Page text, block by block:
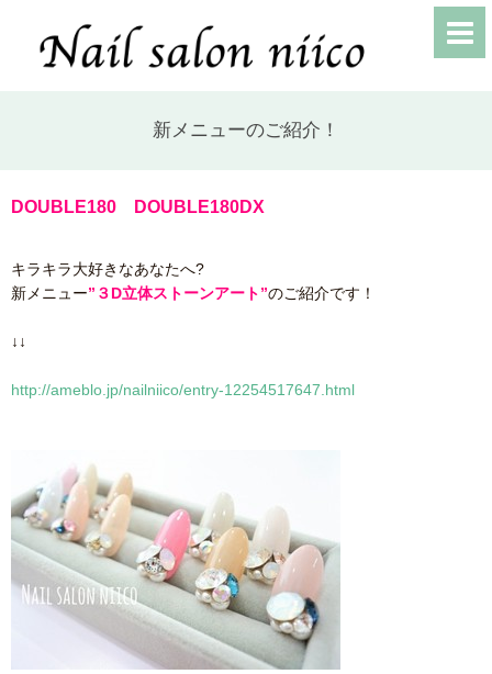
新メニューのご紹介！
DOUBLE180 DOUBLE180DX
キラキラ大好きなあなたへ?
新メニュー”３D立体ストーンアート”のご紹介です！
↓↓
http://ameblo.jp/nailniico/entry-12254517647.html